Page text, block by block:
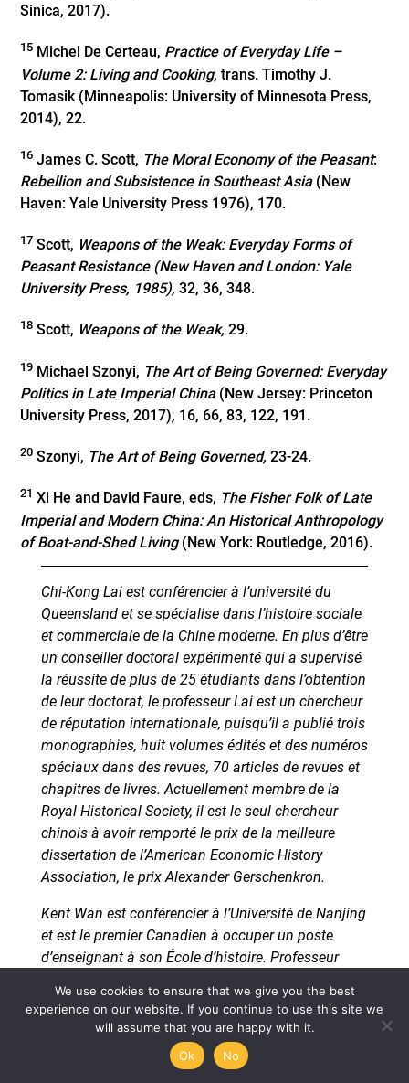
We use cookies to ensure that we give you the best
experience on our website. If you continue to use this site we
will assume that you are happy with it.
Ok
No
Sinica, 2017).
15 Michel De Certeau, Practice of Everyday Life –
Volume 2: Living and Cooking, trans. Timothy J.
Tomasik (Minneapolis: University of Minnesota Press,
2014), 22.
16 James C. Scott, The Moral Economy of the Peasant:
Rebellion and Subsistence in Southeast Asia (New
Haven: Yale University Press 1976), 170.
17 Scott, Weapons of the Weak: Everyday Forms of
Peasant Resistance (New Haven and London: Yale
University Press, 1985),32, 36, 348.
18 Scott, Weapons of the Weak, 29.
19 Michael Szonyi, The Art of Being Governed: Everyday
Politics in Late Imperial China (New Jersey: Princeton
University Press, 2017), 16, 66, 83, 122, 191.
20 Szonyi, The Art of Being Governed,23-24.
21 Xi He and David Faure, eds, The Fisher Folk of Late
Imperial and Modern China: An Historical Anthropology
of Boat-and-Shed Living(New York: Routledge, 2016).
Chi-Kong Lai est conférencier à l’université du
Queensland et se spécialise dans l’histoire sociale
et commerciale de la Chine moderne. En plus d’être
un conseiller doctoral expérimenté qui a supervisé
la réussite de plus de 25 étudiants dans l’obtention
de leur doctorat, le professeur Lai est un chercheur
de réputation internationale, puisqu’il a publié trois
monographies, huit volumes édités et des numéros
spéciaux dans des revues, 70 articles de revues et
chapitres de livres. Actuellement membre de la
Royal Historical Society, il est le seul chercheur
chinois à avoir remporté le prix de la meilleure
dissertation de l’American Economic History
Association, le prix Alexander Gerschenkron.
Kent Wan est conférencier à l’Université de Nanjing
et est le premier Canadien à occuper un poste
d’enseignant à son École d’histoire. Professeur
(mandarin et anglais) de Kent, China and the
World, 1793-1949, a été bien accueilli par les
étudiants diplômés de l’école. Ayant fait ses études
au Canada et en Australie, Kent a reçu des prix